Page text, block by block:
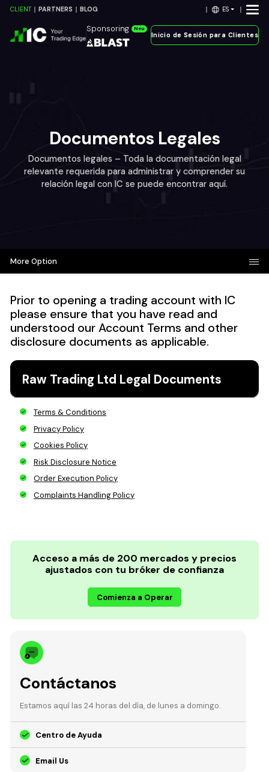
CLIENT PARTNERS BLOG ES
Sponsoring Neu
Inicio de Sesión para Clientes
Documentos Legales
Documentos legales – Toda la documentación legal
relevante requerida para administrar y comprender su
relación legal con IC se puede encontrar aquí.
More Option
Prior to opening a trading account with IC
please ensure that you have read and
understood our Account Terms and other
disclosure documents as applicable.
Raw Trading Ltd Legal Documents
Terms & Conditions
Privacy Policy
Cookies Policy
Risk Disclosure Notice
Order Execution Policy
Complaints Handling Policy
Acceso a más de 200 mercados y precios
ajustados con tu bróker de confianza
Comienza a Operar
Contáctanos
Estamos aquí las 24 horas del día, de lunes a domingo.
Centro de Ayuda
Email Us